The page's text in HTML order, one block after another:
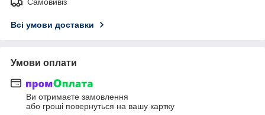
Всі умови доставки
Умови оплати
Ви отримаєте замовлення
або гроші повернуться на вашу картку